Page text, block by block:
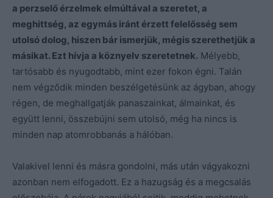
a perzselő érzelmek elmúltával a szeretet, a
meghittség, az egymás iránt érzett felelősség sem
utolsó dolog, hiszen bár ismerjük, mégis szerethetjük a
másikat. Ezt hívja a köznyelv szeretetnek. Mélyebb,
tartósabb és nyugodtabb, mint ezer fokon égni. Talán
nem végződik minden beszélgetésünk az ágyban, ahogy
régen, de meghallgatják panaszainkat, álmainkat, és
együtt lenni, összebújni sem utolsó, még ha nincs is
minden nap atomrobbanás a hálóban.
Valakivel lenni és másra gondolni, más után vágyakozni
azonban nem elfogadott. Ez a hazugság és a megcsalás